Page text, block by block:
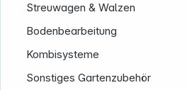
Streuwagen & Walzen
Bodenbearbeitung
Kombisysteme
Sonstiges Gartenzubehör